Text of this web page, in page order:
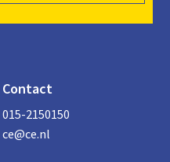
Contact
015-2150150
ce@ce.nl